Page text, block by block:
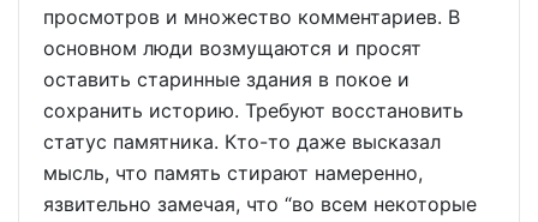
просмотров и множество комментариев. В
основном люди возмущаются и просят
оставить старинные здания в покое и
сохранить историю. Требуют восстановить
статус памятника. Кто-то даже высказал
мысль, что память стирают намеренно,
язвительно замечая, что “во всем некоторые